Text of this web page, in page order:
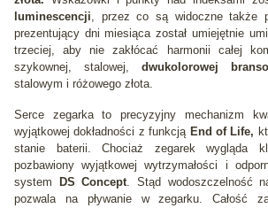
luminescencji, przez co są widoczne także
prezentujący dni miesiąca został umiejętnie
trzeciej, aby nie zakłócać harmonii całej
szykownej, stalowej, dwukolorowej
stalowym i różowego złota.
Serce zegarka to precyzyjny mechanizm
wyjątkowej dokładności z funkcjąEnd of Life,
stanie baterii. Chociaż zegarek wygląda
pozbawiony wyjątkowej wytrzymałości i
system
DS Concept. Stąd wodoszczelność
pozwala na pływanie w zegarku. Całość